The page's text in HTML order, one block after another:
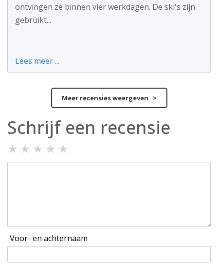
ontvingen ze binnen vier werkdagen. De ski's zijn
gebruikt...
Lees meer ...
Meer recensies weergeven >
Schrijf een recensie
★ ★ ★ ★ ★
Voor- en achternaam